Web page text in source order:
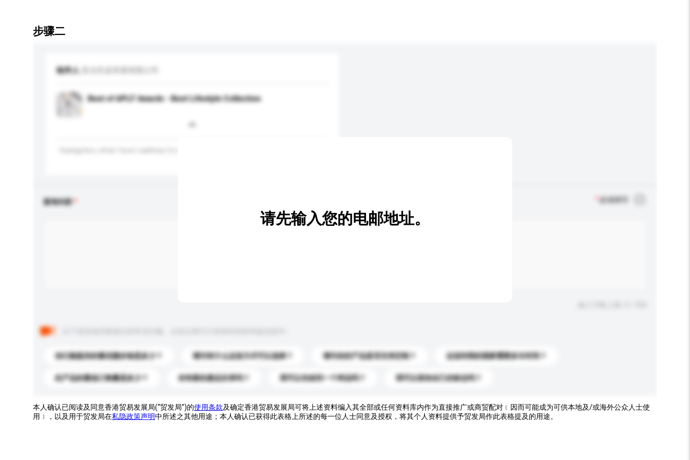
步骤二
收件人
Best of APLF Awards - Best Lifestyle Collection
查询内容 必须填写
你们能提供的最优惠价格是多少？ 请问有什么运送方式可以选择？ 请问你的产品是否支持定制？ 运送到我的国家需要多长时间？
此产品的最低订购量是多少？ 你有新的產品目录吗？ 我可以先收到一个样品吗？ 我可以添加自己的标志吗？
请先输入您的电邮地址。
本人确认已阅读及同意香港贸易发展局(“贸发局”)的使用条款及确定香港贸易发展局可将上述资料编入其全部或任何资料库内作为直接推广或商贸配对﹝因而可能成为可供本地及/或海外公众人士使
用﹞，以及用于贸发局在私隐政策声明中所述之其他用途；本人确认已获得此表格上所述的每一位人士同意及授权，将其个人资料提供予贸发局作此表格提及的用途。